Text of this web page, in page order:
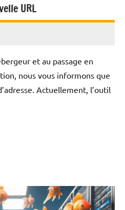
URL
et au passage en
nous vous informons que
Actuellement, l’outil